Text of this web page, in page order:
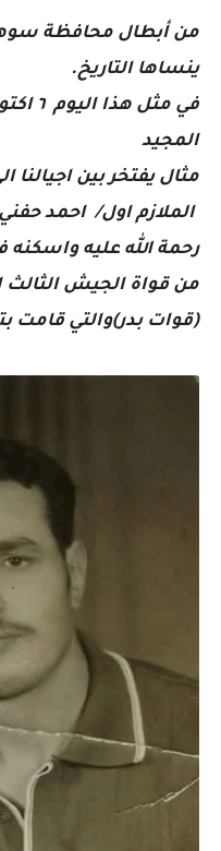
من أبطال محافظة
ينساها التاريخ.
المجيد
مثال يفتخر بين اجيالنا
الملازم اول/ احمد
رحمة الله عليه واسكنه
من قواة الجيش الثالث
(قوات بدر)والتي قامت